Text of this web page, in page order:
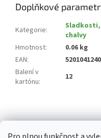
Doplňkové
Kategorie:
chalvy
Hmotnost:
0.06 kg
EAN:
Balení v
kartónu: 12
á